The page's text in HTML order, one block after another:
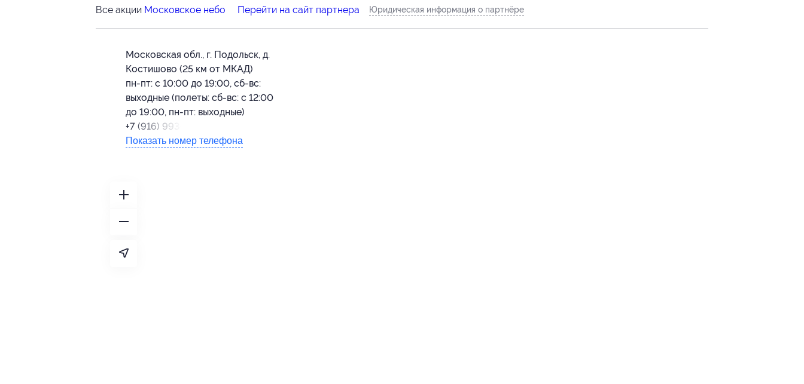
Все акции Московское небо Перейти на сайт партнера Юридическая информация о партнёре
Московская обл., г. Подольск, д.
Костишово (25 км от МКАД)
пн-пт: с 10:00 до 19:00, сб-вс:
выходные (полеты: сб-вс: с 12:00
до 19:00, пн-пт: выходные)
+7 (916) 993-49-63
Показать номер телефона